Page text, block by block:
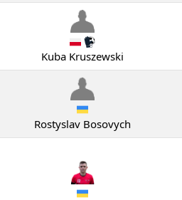
Kuba Kruszewski
Rostyslav Bosovych